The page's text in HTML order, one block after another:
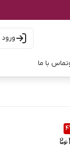
تماس با ما
4